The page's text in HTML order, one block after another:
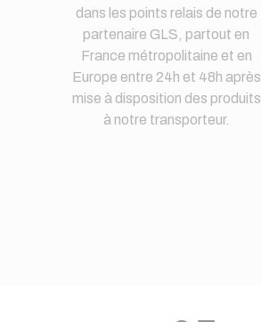
dans les points relais de notre
partenaire GLS, partout en
France métropolitaine et en
Europe entre 24h et 48h après
mise à disposition des produits
à notre transporteur.